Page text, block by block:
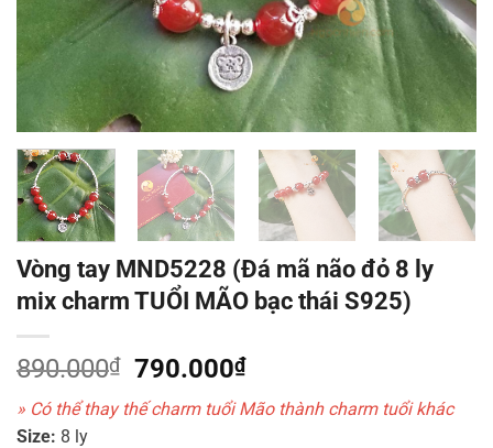
Vòng tay MND5228 (Đá mã não đỏ 8 ly
mix charm TUỔI MÃO bạc thái S925)
890.000₫
Giá
gốc
là:
790.000₫Giá
hiện
tại
» Có thể thay thế charm tuổi Mão thành charm tuổi khác
Size: 8 ly